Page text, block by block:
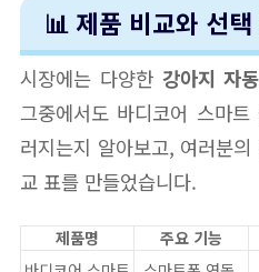
📊 제품 비교와 선택
시장에는 다양한 강아지 자
그중에서도 바디코어 스마
러지는지 알아보고, 여러분
교 표를 만들었습니다.
제품명 주요 기능